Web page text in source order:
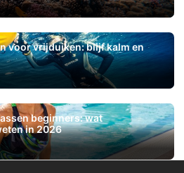
voor vrijduiken: blijf kalm en
beginners: wat
in 2026